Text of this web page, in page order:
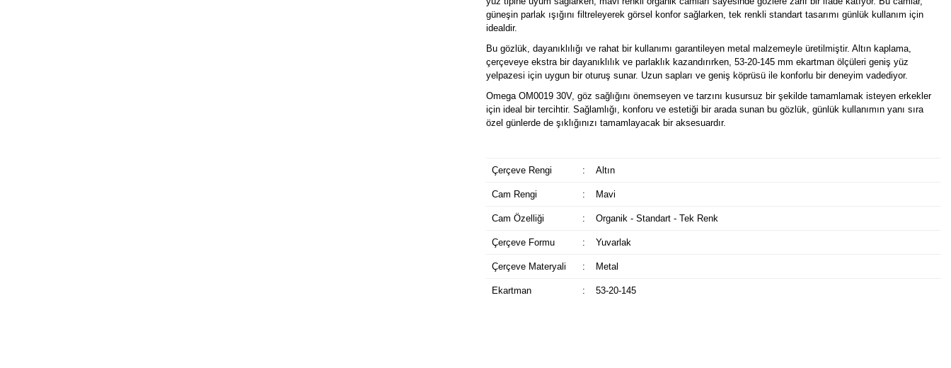
güneşin parlak ışığını filtreleyerek görsel konfor sağlarken, tek renkli standart tasarımı günlük kullanım için
idealdir.
Bu gözlük, dayanıklılığı ve rahat bir kullanımı garantileyen metal malzemeyle üretilmiştir. Altın kaplama,
çerçeveye ekstra bir dayanıklılık ve parlaklık kazandırırken, 53-20-145 mm ekartman ölçüleri geniş yüz
yelpazesi için uygun bir oturuş sunar. Uzun sapları ve geniş köprüsü ile konforlu bir deneyim vadediyor.
Omega OM0019 30V, göz sağlığını önemseyen ve tarzını kusursuz bir şekilde tamamlamak isteyen erkekler
için ideal bir tercihtir. Sağlamlığı, konforu ve estetiği bir arada sunan bu gözlük, günlük kullanımın yanı sıra
özel günlerde de şıklığınızı tamamlayacak bir aksesuardır.
Çerçeve Rengi : Altın
Cam Rengi : Mavi
Cam Özelliği : Organik - Standart - Tek Renk
Çerçeve Formu : Yuvarlak
Çerçeve Materyali : Metal
Ekartman : 53-20-145